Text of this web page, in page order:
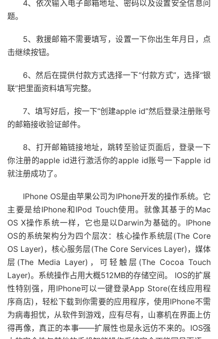
4、依次输入电子邮箱地址、密码以及设置安全信息问
题。
5、救援邮箱不需要填写，设置一下你出生年月日，点
击继续按钮。
6、然后在提供付款方式选择一下“付款方式”，选择“银
联”把里面资料填写完整。
7、填写好后，按一下“创建apple id”然后登录注册账号
的邮箱接收验证邮件。
8、打开邮箱链接地址，跳转至验证页面后，登录一下
你注册的apple id进行激活你的apple id账号一下apple id
就注册成功了。
IPhone OS是由苹果公司为IPhone开发的操作系统。它
主要是给IPhone和IPod Touch使用。就像其基于的Mac
OS X操作系统一样，它也是以Darwin为基础的。IPhone
OS的系统架构分为四个层次：核心操作系统层(The Core
OS Layer)，核心服务层(The Core Services Layer)，媒体
层(The Media Layer)，可轻触层(The Cocoa Touch
Layer)。系统操作占用大概512MB的存储空间。 IOS的扩展
性特别强，用IPhone可以一键登录App Store(在线应用程
序商店)，轻松下载到你需要的应用程序，使用IPhone不需
为病毒担忧，从软件到游戏，应有尽有，山寨机在界面上仿
得再像，真正的本事——扩展性也是永远仿不来的。IOS强